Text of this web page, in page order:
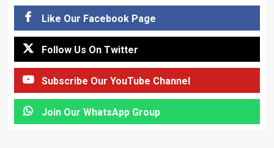
Like Our Facebook Page
Follow Us On Twitter
Subscribe Our YouTube Channel
Join Our WhatsApp Group